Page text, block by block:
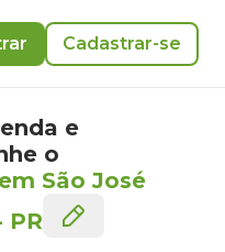
Cadastrar-se
e
o
São José
PR